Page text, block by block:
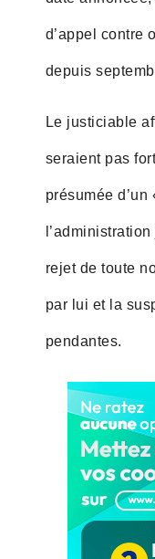
d’appel contre
depuis
Le justiciable
seraient pas
présumée
rejet de toute
par lui et la
pendantes.